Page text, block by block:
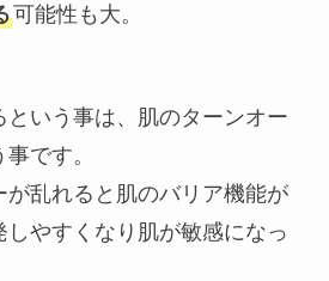
可能性も大。
という事は、肌のターンオー
です。
が乱れると肌のバリア機能が
やすくなり肌が敏感になっ